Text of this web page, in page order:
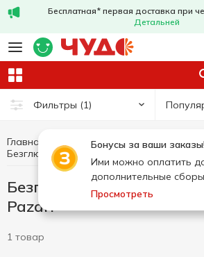
Бесплатная* первая доставка при
Детальней
Фильтры (1)
Бонусы за ваши
Ими можно оплатить
дополнительные
Просмотреть
Главная
Здоровое питание и образ жизни
Безглютеновые товары
Безглютеновые товары
Pazari
1 товар